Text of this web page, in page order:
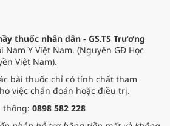
thuốc nhân dân - GS.TS Trương
Nam Y Việt Nam. (Nguyên GĐ Học
Việt Nam).
bài thuốc chỉ có tính chất tham
việc chẩn đoán hoặc điều trị.
thông: 0898 582 228